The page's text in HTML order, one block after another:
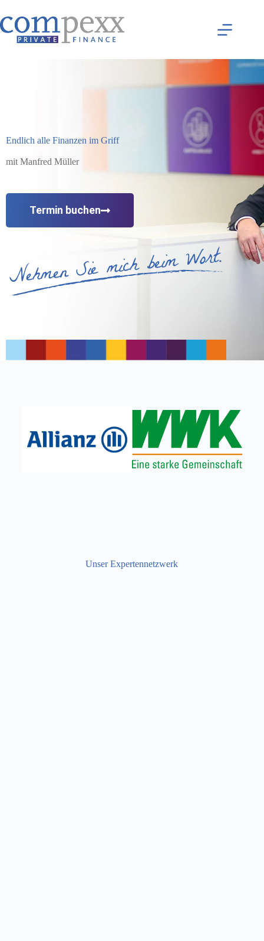
Endlich alle Finanzen im Griff
mit Manfred Müller
Termin buchen
Unser Expertennetzwerk